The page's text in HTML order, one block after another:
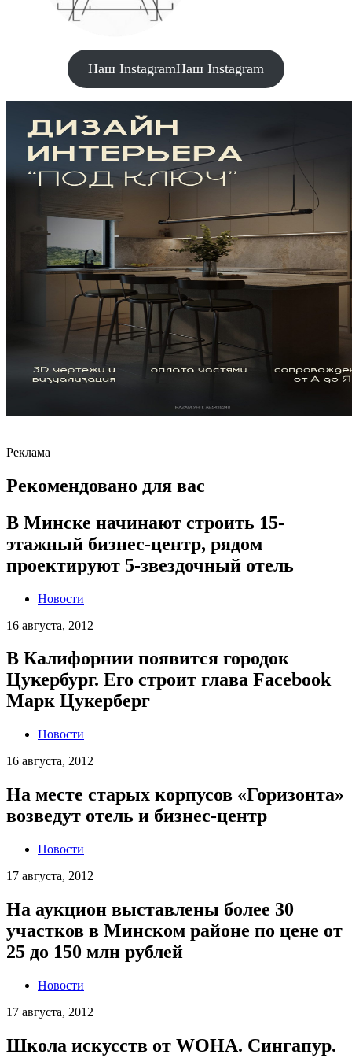
Наш InstagramНаш Instagram
Реклама
Рекомендовано для вас
В Минске начинают строить 15-
этажный бизнес-центр, рядом
проектируют 5-звездочный отель
Новости
16 августа, 2012
В Калифорнии появится городок
Цукербург. Его строит глава Facebook
Марк Цукерберг
Новости
16 августа, 2012
На месте старых корпусов «Горизонта»
возведут отель и бизнес-центр
Новости
17 августа, 2012
На аукцион выставлены более 30
участков в Минском районе по цене от
25 до 150 млн рублей
Новости
17 августа, 2012
Школа искусств от WOHA. Сингапур.